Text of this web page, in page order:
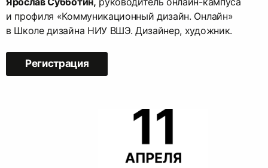
и профиля «Коммуникационный дизайн. Онлайн»
в Школе дизайна НИУ ВШЭ. Дизайнер, художник.
Регистрация